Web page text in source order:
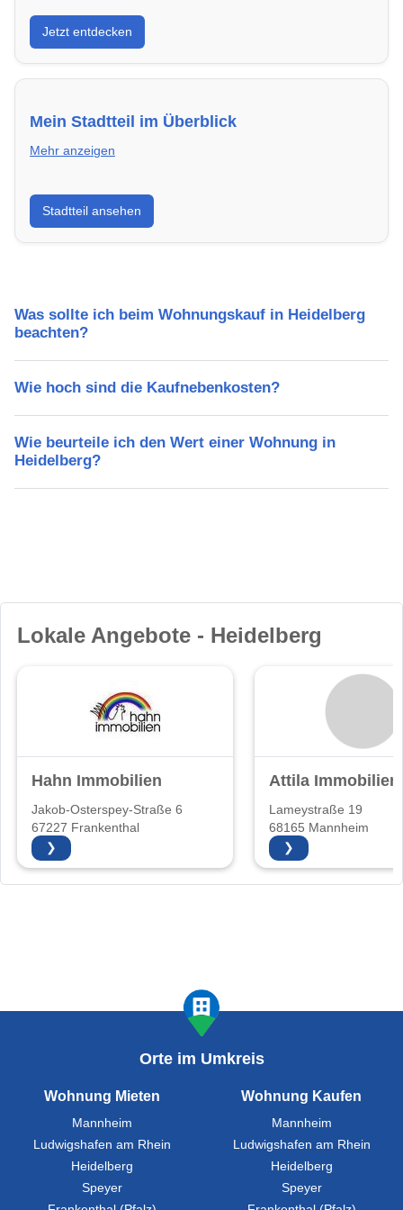
Entdecke Neubauprojekte in Heidelberg – modern,
energieeffizient und sofort bezugsfertig.
Jetzt entdecken
Mein Stadtteil im Überblick
Mehr anzeigen
Erfahre mehr über deinen Stadtteil in Heidelberg:
Lebensqualität, Verkehrsanbindung, Schulen,
Freizeitmöglichkeiten und Mietpreise.
Stadtteil ansehen
Was sollte ich beim Wohnungskauf in Heidelberg
beachten?
Wie hoch sind die Kaufnebenkosten?
Wie beurteile ich den Wert einer Wohnung in
Heidelberg?
Lokale Angebote - Heidelberg
Hahn Immobilien
Jakob-Osterspey-Straße 6
67227 Frankenthal
❯
Attila Immobilien
Lameystraße 19
68165 Mannheim
❯
Orte im Umkreis
Wohnung Mieten
Mannheim
Ludwigshafen am Rhein
Heidelberg
Speyer
Wohnung Kaufen
Mannheim
Ludwigshafen am Rhein
Heidelberg
Speyer